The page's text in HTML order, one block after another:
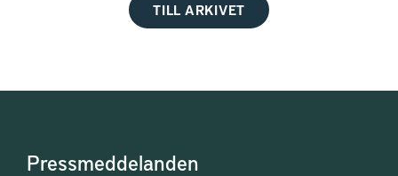
TILL ARKIVET
Pressmeddelanden